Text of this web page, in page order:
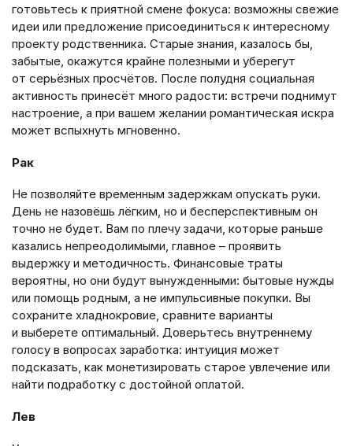
готовьтесь к приятной смене фокуса: возможны свежие
идеи или предложение присоединиться к интересному
проекту родственника. Старые знания, казалось бы,
забытые, окажутся крайне полезными и уберегут
от серьёзных просчётов. После полудня социальная
активность принесёт много радости: встречи поднимут
настроение, а при вашем желании романтическая искра
может вспыхнуть мгновенно.
Рак
Не позволяйте временным задержкам опускать руки.
День не назовёшь лёгким, но и бесперспективным он
точно не будет. Вам по плечу задачи, которые раньше
казались непреодолимыми, главное – проявить
выдержку и методичность. Финансовые траты
вероятны, но они будут вынужденными: бытовые нужды
или помощь родным, а не импульсивные покупки. Вы
сохраните хладнокровие, сравните варианты
и выберете оптимальный. Доверьтесь внутреннему
голосу в вопросах заработка: интуиция может
подсказать, как монетизировать старое увлечение или
найти подработку с достойной оплатой.
Лев